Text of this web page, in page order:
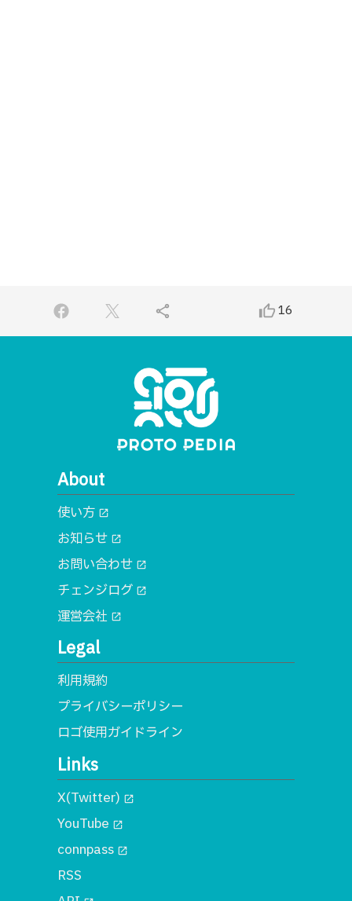
share thumb_up_alt16
About
使い方 open_in_new
お知らせ open_in_new
お問い合わせ open_in_new
チェンジログ open_in_new
運営会社 open_in_new
Legal
利用規約
プライバシーポリシー
ロゴ使用ガイドライン
Links
X(Twitter) open_in_new
YouTube open_in_new
connpass open_in_new
RSS